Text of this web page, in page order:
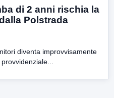
di 2 anni rischia la
Polstrada
diventa improvvisamente